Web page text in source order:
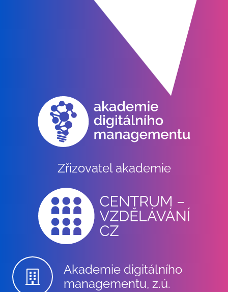
Zřizovatel akademie
Akademie digitálního
managementu, z.ú.